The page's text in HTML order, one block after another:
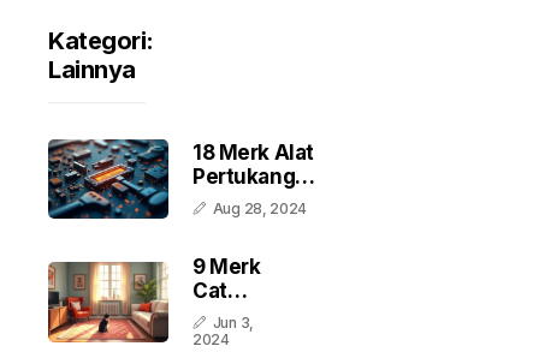
Kategori:
Lainnya
18 Merk Alat
Pertukangan
Terbaik Di
Indonesia
Aug 28, 2024
9 Merk
Cat
Interior
Terbaik
Jun 3,
2024